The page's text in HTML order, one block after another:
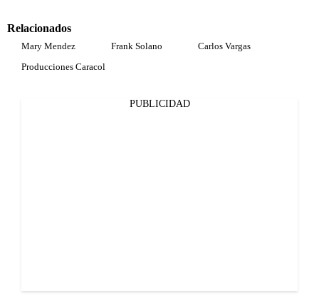
Relacionados
Mary Mendez Frank Solano
Carlos Vargas
Producciones Caracol
PUBLICIDAD